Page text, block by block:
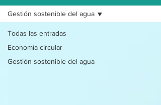
Todas las entradas
Economía circular
Gestión sostenible del agua
Gestión sostenible del agua